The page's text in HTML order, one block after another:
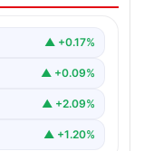
▲ +0.17%
▲ +0.09%
▲ +2.09%
▲ +1.20%